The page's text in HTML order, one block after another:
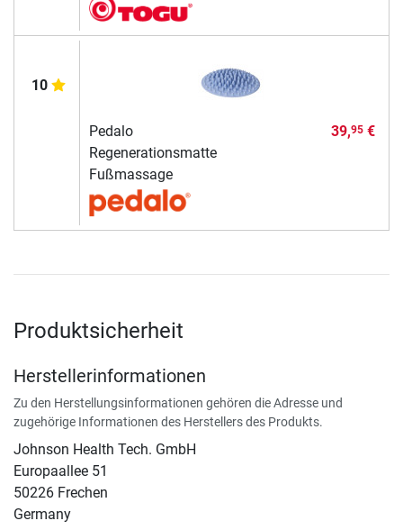
10
Pedalo
Regenerationsmatte
Fußmassage
39,95€
Produktsicherheit
Herstellerinformationen
Zu den Herstellungsinformationen gehören die Adresse und
zugehörige Informationen des Herstellers des Produkts.
Johnson Health Tech. GmbH
Europaallee 51
50226 Frechen
Germany